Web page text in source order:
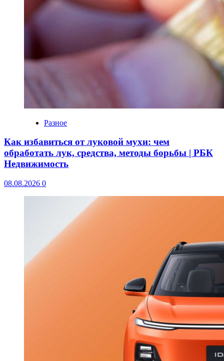
Разное
Как избавиться от луковой мухи: чем
обработать лук, средства, методы борьбы | РБК
Недвижимость
08.08.2026 0